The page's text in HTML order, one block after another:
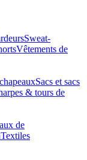
Sweat-
Vêtements de
Sacs et sacs
& tours de
de
Textiles